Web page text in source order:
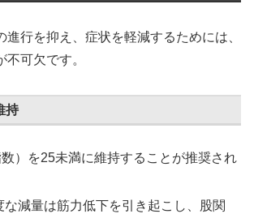
進行を抑え、症状を軽減するためには、
不可欠です。
持
）を25未満に維持することが推奨され
な減量は筋力低下を引き起こし、股関